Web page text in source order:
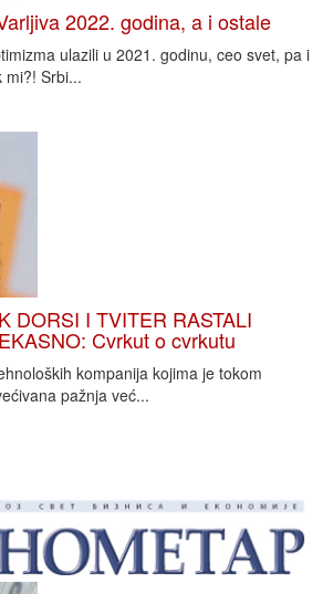
2022. godina, a i ostale
ulazili u 2021. godinu, ceo svet, pa i
mi?! Srbi...
DORSI I TVITER RASTALI
Cvrkut o cvrkutu
kompanija kojima je tokom
pažnja već...